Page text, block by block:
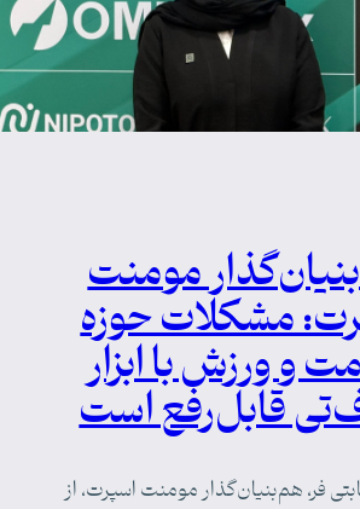
مومنت
مشکلات حوزه
و ورزش با ابزار
قابل‌رفع است
فر، هم‌بنیان‌گذار مومنت اسپرت، از